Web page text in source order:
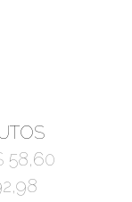
58,60